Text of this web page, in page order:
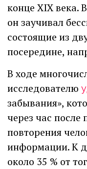
конце XIX века.
он заучивал
состоящие из
посередине,
В ходе
исследователю
забывания»,
через час после
повторения
информации. К
около 35 % от